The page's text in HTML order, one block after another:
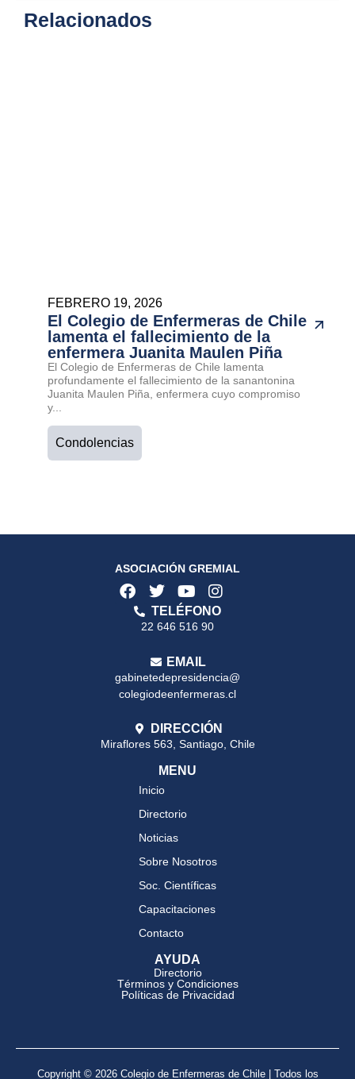
Relacionados
FEBRERO 19, 2026
El Colegio de Enfermeras de Chile
lamenta el fallecimiento de la
enfermera Juanita Maulen Piña
El Colegio de Enfermeras de Chile lamenta
profundamente el fallecimiento de la sanantonina
Juanita Maulen Piña, enfermera cuyo compromiso
y...
Condolencias
ASOCIACIÓN GREMIAL
TELÉFONO
22 646 516 90
EMAIL
gabinetedepresidencia@
colegiodeenfermeras.cl
DIRECCIÓN
Miraflores 563, Santiago, Chile
MENU
Inicio
Directorio
Noticias
Sobre Nosotros
Soc. Científicas
Capacitaciones
Contacto
AYUDA
Directorio
Términos y Condiciones
Políticas de Privacidad
Copyright © 2026 Colegio de Enfermeras de Chile | Todos los